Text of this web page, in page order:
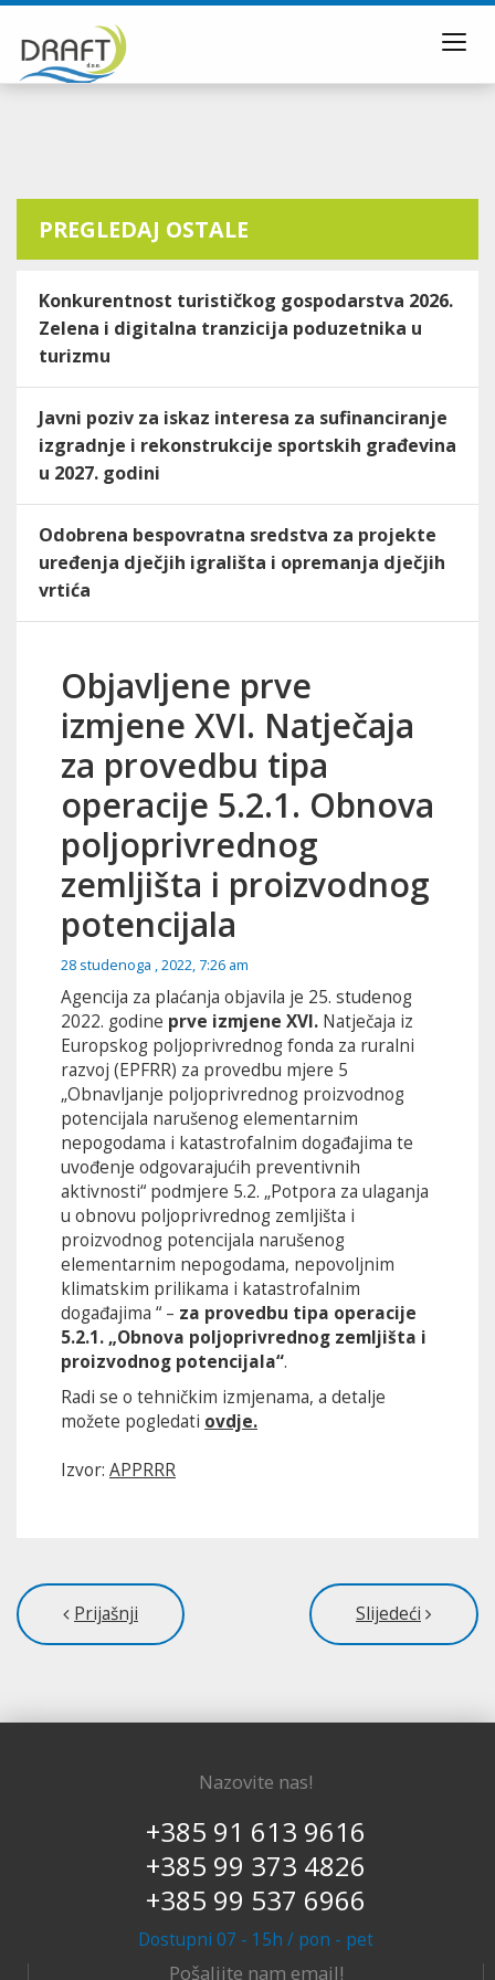
PREGLEDAJ OSTALE
Konkurentnost turističkog gospodarstva 2026.
Zelena i digitalna tranzicija poduzetnika u
turizmu
Javni poziv za iskaz interesa za sufinanciranje
izgradnje i rekonstrukcije sportskih građevina
u 2027. godini
Odobrena bespovratna sredstva za projekte
uređenja dječjih igrališta i opremanja dječjih
vrtića
Objavljene prve
izmjene XVI. Natječaja
za provedbu tipa
operacije 5.2.1. Obnova
poljoprivrednog
zemljišta i proizvodnog
potencijala
28 studenoga , 2022, 7:26 am
Agencija za plaćanja objavila je 25. studenog
2022. godine prve izmjene XVI. Natječaja iz
Europskog poljoprivrednog fonda za ruralni
razvoj (EPFRR) za provedbu mjere 5
„Obnavljanje poljoprivrednog proizvodnog
potencijala narušenog elementarnim
nepogodama i katastrofalnim događajima te
uvođenje odgovarajućih preventivnih
aktivnosti“ podmjere 5.2. „Potpora za ulaganja
u obnovu poljoprivrednog zemljišta i
proizvodnog potencijala narušenog
elementarnim nepogodama, nepovoljnim
klimatskim prilikama i katastrofalnim
događajima “ – za provedbu tipa operacije
5.2.1. „Obnova poljoprivrednog zemljišta i
proizvodnog potencijala“.
Radi se o tehničkim izmjenama, a detalje
možete pogledati ovdje.
Izvor: APPRRR
Prijašnji Slijedeći
Nazovite nas!
+385 91 613 9616
+385 99 373 4826
+385 99 537 6966
Dostupni 07 - 15h / pon - pet
Pošaljite nam email!